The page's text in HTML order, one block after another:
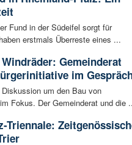
Fund in der Südeifel sorgt für
erstmals Überreste eines ...
Gemeinderat
im
um den Bau von
Fokus. Der Gemeinderat und die
Triennale: